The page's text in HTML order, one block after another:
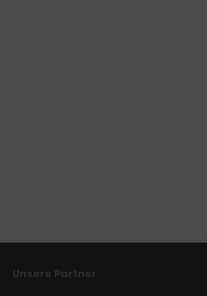
Unsere Partner